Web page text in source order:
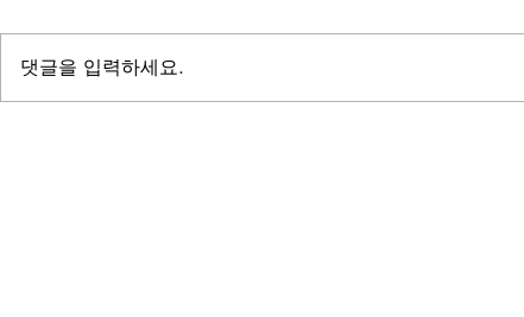
댓글을 입력하세요.